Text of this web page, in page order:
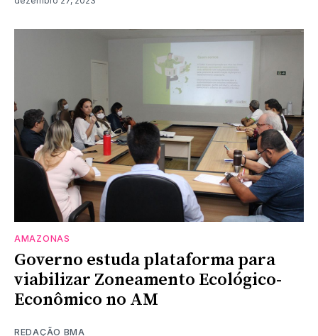
AMAZONAS
Governo estuda plataforma para
viabilizar Zoneamento Ecológico-
Econômico no AM
REDAÇÃO BMA